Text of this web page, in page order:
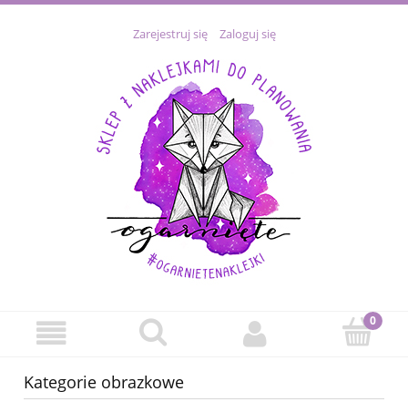
Zarejestruj się Zaloguj się
Kategorie obrazkowe